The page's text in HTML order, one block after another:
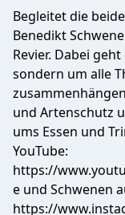
Begleitet die
Benedikt
Revier. Dabei
sondern um alle
und Artenschutz
ums Essen und
YouTube:
https://
e und Schwenen
https://